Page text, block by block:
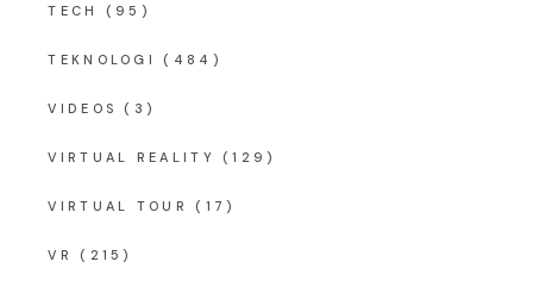
TECH (95)
TEKNOLOGI (484)
VIDEOS (3)
VIRTUAL REALITY (129)
VIRTUAL TOUR (17)
VR (215)